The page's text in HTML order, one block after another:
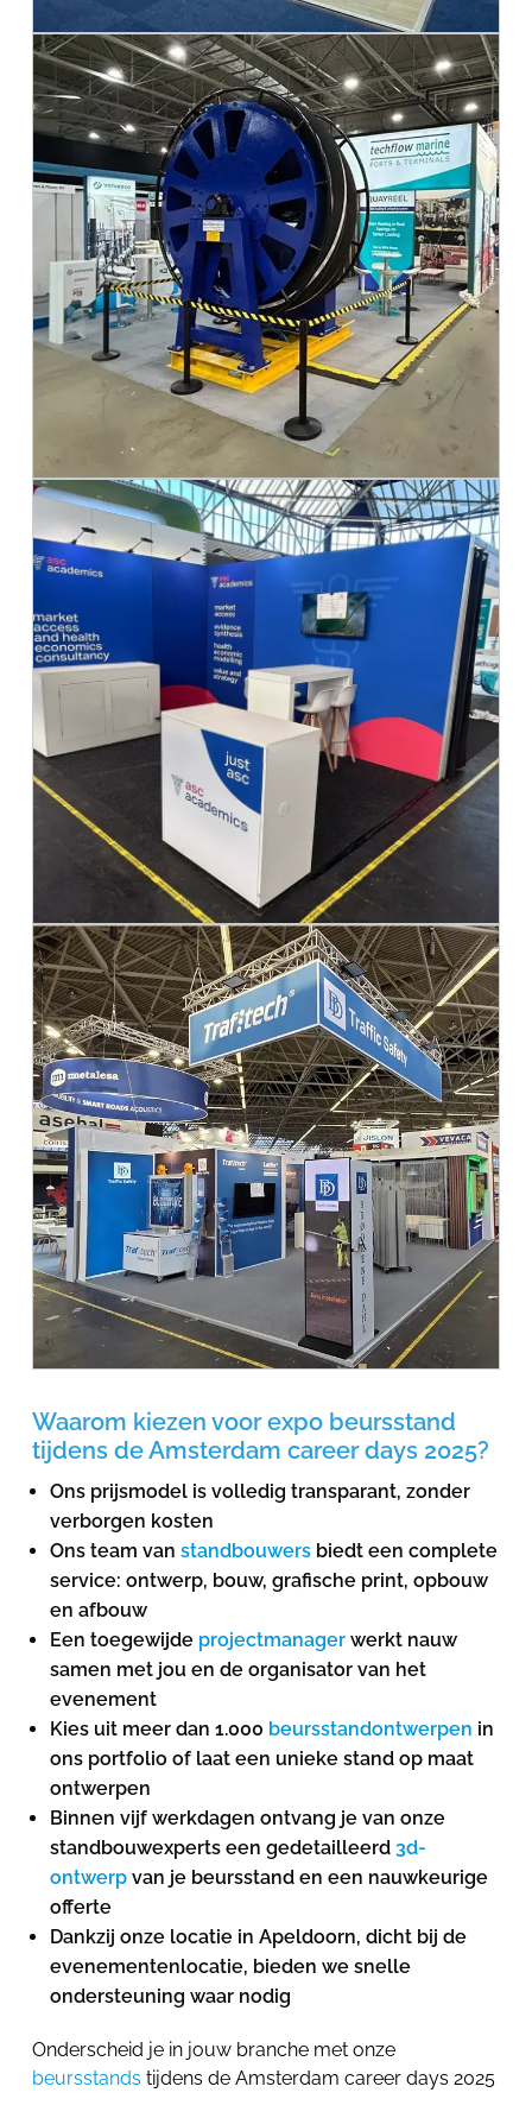
Waarom kiezen voor expo beursstand
tijdens de Amsterdam career days 2025?
Ons prijsmodel is volledig transparant, zonder
verborgen kosten
Ons team van standbouwers biedt een complete
service: ontwerp, bouw, grafische print, opbouw
en afbouw
Een toegewijde projectmanager werkt nauw
samen met jou en de organisator van het
evenement
Kies uit meer dan 1.000 beursstandontwerpen in
ons portfolio of laat een unieke stand op maat
ontwerpen
Binnen vijf werkdagen ontvang je van onze
standbouwexperts een gedetailleerd 3d-
ontwerp van je beursstand en een nauwkeurige
offerte
Dankzij onze locatie in Apeldoorn, dicht bij de
evenementenlocatie, bieden we snelle
ondersteuning waar nodig
Onderscheid je in jouw branche met onze
beursstands tijdens de Amsterdam career days 2025